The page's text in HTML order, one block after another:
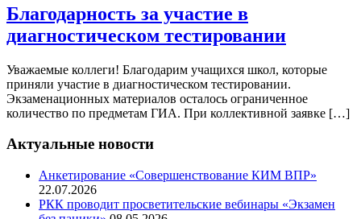
Благодарность за участие в
диагностическом тестировании
Уважаемые коллеги! Благодарим учащихся школ, которые
приняли участие в диагностическом тестировании.
Экзаменационных материалов осталось ограниченное
количество по предметам ГИА. При коллективной заявке […]
Актуальные новости
Анкетирование «Совершенствование КИМ ВПР»
22.07.2026
РКК проводит просветительские вебинары «Экзамен